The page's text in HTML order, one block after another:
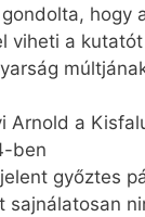
hogy
viheti a
Arnold a
ben
győztes
sajnálatosan